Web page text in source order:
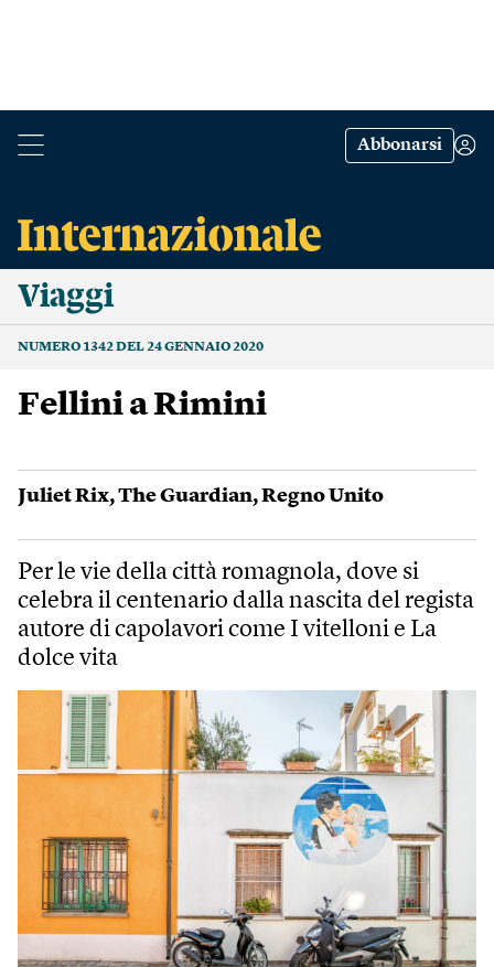
Abbonarsi
Viaggi
NUMERO 1342 DEL 24 GENNAIO 2020
Fellini a Rimini
Juliet Rix,The Guardian,Regno Unito
Per le vie della città romagnola, dove si
celebra il centenario dalla nascita del regista
autore di capolavori come I vitelloni e La
dolce vita